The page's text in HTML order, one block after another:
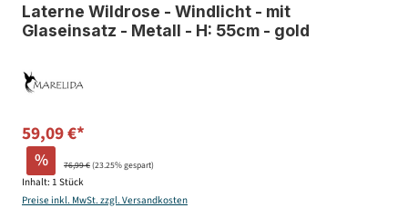
Laterne Wildrose - Windlicht - mit
Glaseinsatz - Metall - H: 55cm - gold
59,09 €*
% 76,99 €(23.25% gespart)
Inhalt: 1 Stück
Preise inkl. MwSt. zzgl. Versandkosten